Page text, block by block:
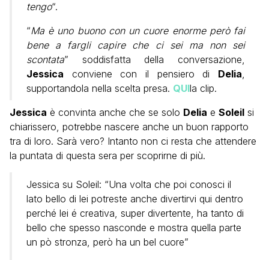
tengo“.
“Ma è uno buono con un cuore enorme però fai
bene a fargli capire che ci sei ma non sei
scontata” soddisfatta della conversazione,
Jessica conviene con il pensiero di Delia,
supportandola nella scelta presa. QUIla clip.
Jessica è convinta anche che se solo Delia e Soleil si
chiarissero, potrebbe nascere anche un buon rapporto
tra di loro. Sarà vero? Intanto non ci resta che attendere
la puntata di questa sera per scoprirne di più.
Jessica su Soleil: “Una volta che poi conosci il
lato bello di lei potreste anche divertirvi qui dentro
perché lei é creativa, super divertente, ha tanto di
bello che spesso nasconde e mostra quella parte
un pò stronza, però ha un bel cuore”